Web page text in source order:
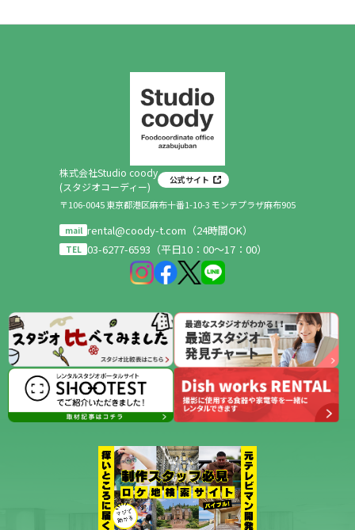
株式会社Studio coody
(スタジオコーディー)
公式サイト
〒106-0045 東京都港区麻布十番1-10-3 モンテプラザ麻布905
mail rental@coody-t.com（24時間OK）
TEL 03-6277-6593（平日10：00～17：00）